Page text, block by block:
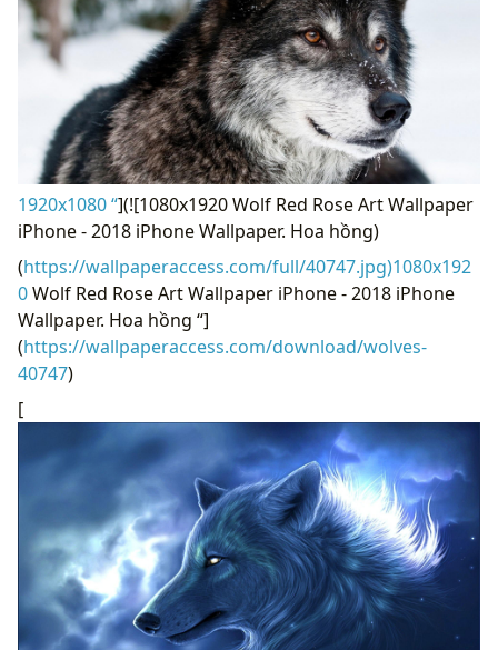
1920x1080 “](![1080x1920 Wolf Red Rose Art Wallpaper
iPhone - 2018 iPhone Wallpaper. Hoa hồng)
(https://wallpaperaccess.com/full/40747.jpg)1080x192
0Wolf Red Rose Art Wallpaper iPhone - 2018 iPhone
Wallpaper. Hoa hồng “]
(https://wallpaperaccess.com/download/wolves-
40747)
[